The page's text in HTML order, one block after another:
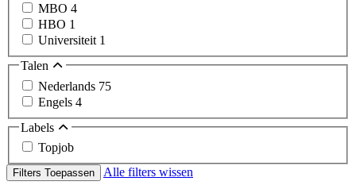
MBO 4
HBO 1
Universiteit 1
Talen
Nederlands 75
Engels 4
Labels
Topjob
Filters Toepassen Alle filters wissen